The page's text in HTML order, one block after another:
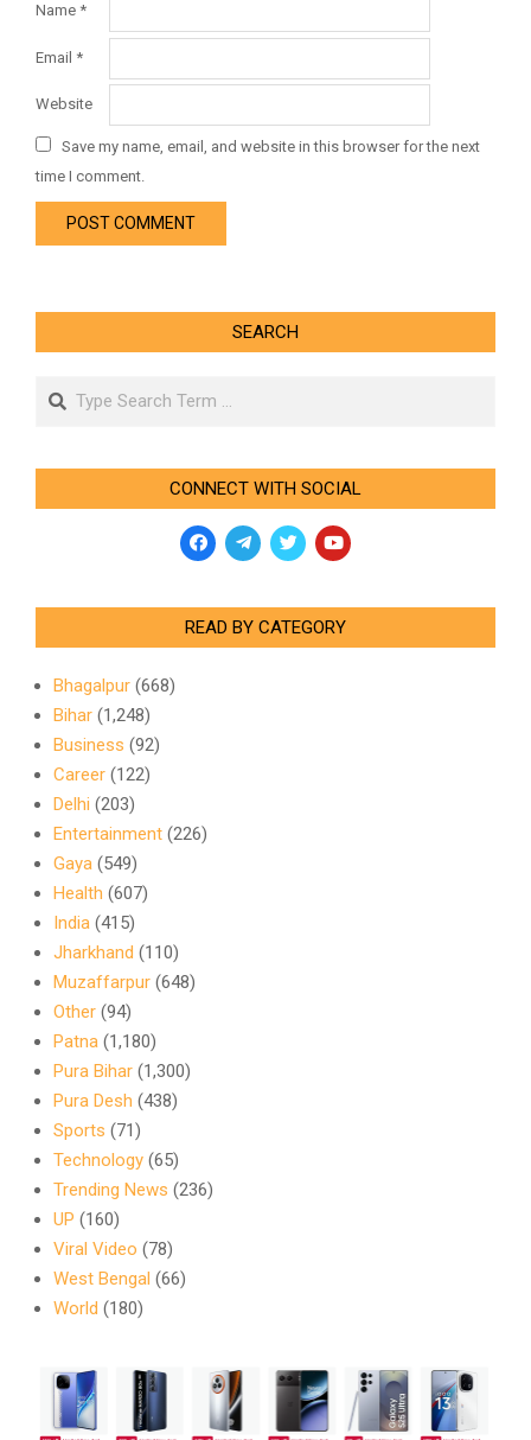
Name *
Email *
Website
Save my name, email, and website in this browser for the next
time I comment.
SEARCH
Search
CONNECT WITH SOCIAL
READ BY CATEGORY
Bhagalpur (668)
Bihar (1,248)
Business (92)
Career (122)
Delhi (203)
Entertainment (226)
Gaya (549)
Health (607)
India (415)
Jharkhand (110)
Muzaffarpur (648)
Other (94)
Patna (1,180)
Pura Bihar (1,300)
Pura Desh (438)
Sports (71)
Technology (65)
Trending News (236)
UP (160)
Viral Video (78)
West Bengal (66)
World (180)